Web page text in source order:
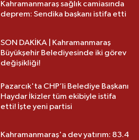
Kahramanmaraş sağlık camiasında
deprem: Sendika başkanı istifa etti
SON DAKİKA | Kahramanmaraş
Büyükşehir Belediyesinde iki görev
değişikliği!
Pazarcık'ta CHP’li Belediye Başkanı
Haydar İkizler tüm ekibiyle istifa
etti! İşte yeni partisi
Kahramanmaraş'a dev yatırım: 83.4